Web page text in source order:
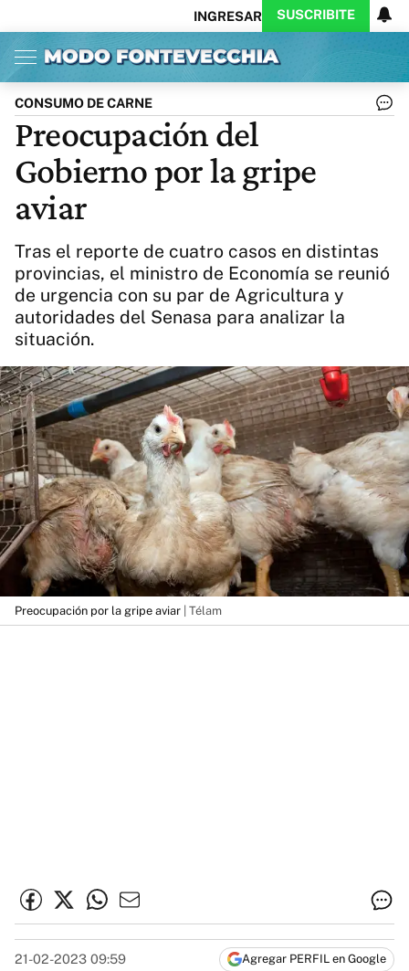
INGRESAR SUSCRIBITE
Inicio Ahora
Opinión
Política
Ciencia
Protagonistas
Cultura
Arte
Internacional
Deportes
CARAS
Exitoina
Turismo
Videos
Business
Noticias
Exitoina
Gaming
Vivo
Diario del Juicio
Actualidad
CONSUMO DE CARNE
Preocupación del
Gobierno por la gripe
aviar
Tras el reporte de cuatro casos en distintas
provincias, el ministro de Economía se reunió
de urgencia con su par de Agricultura y
autoridades del Senasa para analizar la
situación.
Preocupación por la gripe aviar | Télam
21-02-2023 09:59 Agregar PERFIL en Google